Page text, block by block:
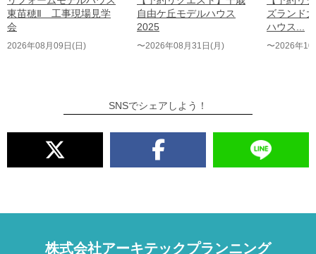
東苗穂Ⅱ 工事現場見学
会
2026年08月09日(日)
自由ケ丘モデルハウス
2025
〜2026年08月31日(月)
ズランド
ハウス...
〜2026年10
SNSでシェアしよう！
株式会社アーキテックプランニング